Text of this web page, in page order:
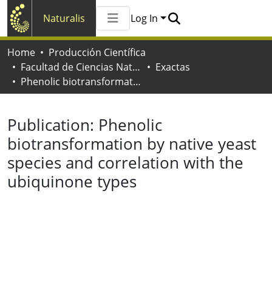
Naturalis
All of Naturalis
Log In
Home
Producción Científica
Facultad de Ciencias Naturales y Museo
Exactas
Phenolic biotransformation by native yeast species and correlation with the ubiquinone types
Publication: Phenolic
biotransformation by native yeast
species and correlation with the
ubiquinone types